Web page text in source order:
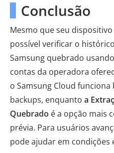
Conclusão
Mesmo que seu
possível verificar o
Samsung quebrado
contas da operadora
o Samsung Cloud funciona
backups, enquanto a
Quebrado é a opção mais
prévia. Para usuários
pode ajudar em condições